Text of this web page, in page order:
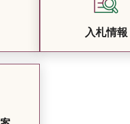
入札情報